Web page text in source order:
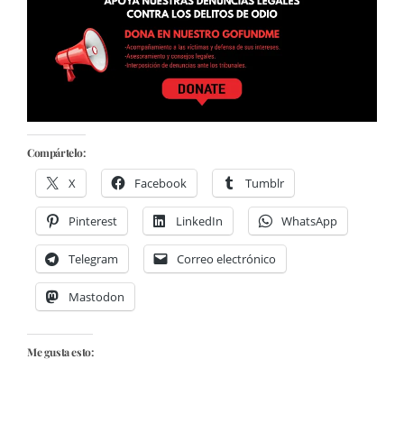
Compártelo:
X Facebook Tumblr
Pinterest LinkedIn WhatsApp
Telegram Correo electrónico
Mastodon
Me gusta esto: